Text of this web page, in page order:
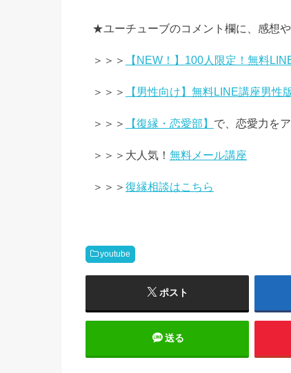
★ユーチューブのコメント欄に、感想
＞＞＞ 【NEW！】100人限定！無料
＞＞＞ 【男性向け】無料LINE講座男性
＞＞＞ 【復縁・恋愛部】 で、恋愛力を
＞＞＞大人気！ 無料メール講座
＞＞＞ 復縁相談はこちら
youtube
ポスト
送る